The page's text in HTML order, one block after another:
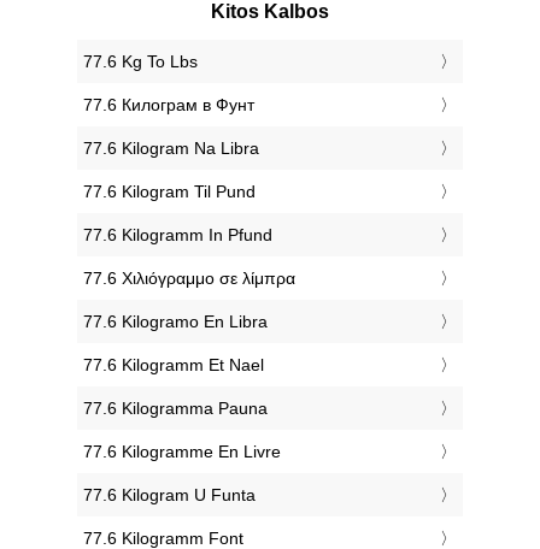
Kitos Kalbos
‎77.6 Kg To Lbs
‎77.6 Килограм в Фунт
‎77.6 Kilogram Na Libra
‎77.6 Kilogram Til Pund
‎77.6 Kilogramm In Pfund
‎77.6 Χιλιόγραμμο σε λίμπρα
‎77.6 Kilogramo En Libra
‎77.6 Kilogramm Et Nael
‎77.6 Kilogramma Pauna
‎77.6 Kilogramme En Livre
‎77.6 Kilogram U Funta
‎77.6 Kilogramm Font